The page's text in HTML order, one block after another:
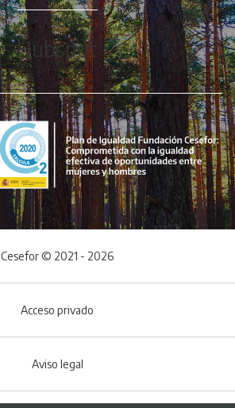
Hubspot
Cesefor © 2021 - 2026
Acceso privado
Aviso legal